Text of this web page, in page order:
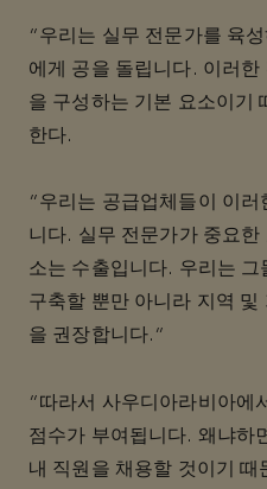
“우리는 실무 전문가를 육
에게 공을 돌립니다. 이러
을 구성하는 기본 요소이기
한다.
“우리는 공급업체들이 이
니다. 실무 전문가가 중요
소는 수출입니다. 우리는 그
구축할 뿐만 아니라 지역 및
을 권장합니다."
“따라서 사우디아라비아에
점수가 부여됩니다. 왜냐하
내 직원을 채용할 것이기